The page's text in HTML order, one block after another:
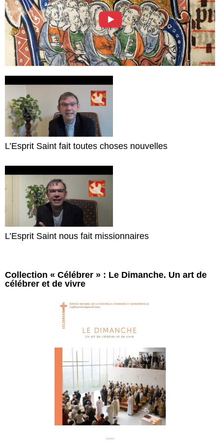
L’Esprit Saint fait toutes choses nouvelles
L’Esprit Saint nous fait missionnaires
Collection « Célébrer » : Le Dimanche. Un art de
célébrer et de vivre